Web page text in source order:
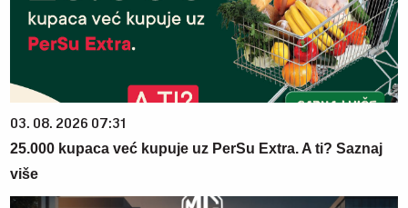
03. 08. 2026 07:31
25.000 kupaca već kupuje uz PerSu Extra. A ti? Saznaj
više